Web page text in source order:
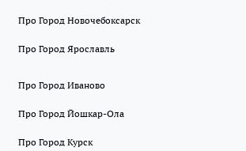
Про Город Новочебоксарск
Про Город Ярославль
Про Город Иваново
Про Город Йошкар-Ола
Про Город Курск